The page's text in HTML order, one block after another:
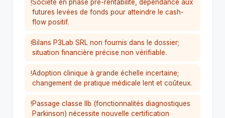
!Société en phase pré-rentabilité, dépendance aux
futures levées de fonds pour atteindre le cash-
flow positif.
!Bilans P3Lab SRL non fournis dans le dossier;
situation financière précise non vérifiable.
!Adoption clinique à grande échelle incertaine;
changement de pratique médicale lent et coûteux.
!Passage classe IIb (fonctionnalités diagnostiques
Parkinson) nécessite nouvelle certification